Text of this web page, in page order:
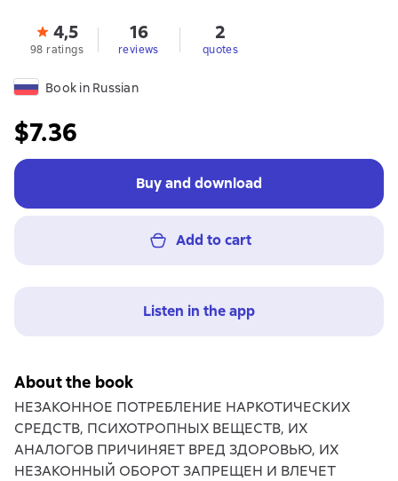
4,5
98 ratings
16
reviews
2
quotes
Book in Russian
$7.36
Buy and download
Add to cart
Listen in the app
About the book
НЕЗАКОННОЕ ПОТРЕБЛЕНИЕ НАРКОТИЧЕСКИХ
СРЕДСТВ, ПСИХОТРОПНЫХ ВЕЩЕСТВ, ИХ
АНАЛОГОВ ПРИЧИНЯЕТ ВРЕД ЗДОРОВЬЮ, ИХ
НЕЗАКОННЫЙ ОБОРОТ ЗАПРЕЩЕН И ВЛЕЧЕТ